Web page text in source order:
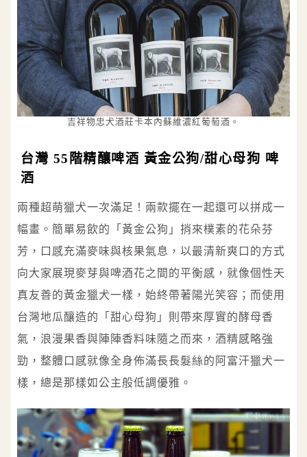
吉祥物忠犬酒莊卡本內蘇維濃紅葡萄酒。
台灣 55階精釀啤酒 黃金公狗/甜心母狗 啤
酒
兩種超萌獵犬一次滿足！兩款擺在一起還可以拼成一
幅畫。簡單易飲的「黃金公狗」捎來樸素的花朵芬
芳，口感充滿麥味與核果氣息，以最清新爽口的方式
向大家展現麥芽與啤酒花之間的平衡感，就像個性天
真友善的黃金獵犬一樣，始終帶著陽光笑容；而使用
台灣地瓜釀造的「甜心母狗」則帶來厚實的酵母香
氣，浪漫果香與陣陣香料味隨之而來，酒精感略強
勁，整體口感就像全身佈滿長長髮絲的阿富汗獵犬一
樣，總是那樣如公主般低調優雅。